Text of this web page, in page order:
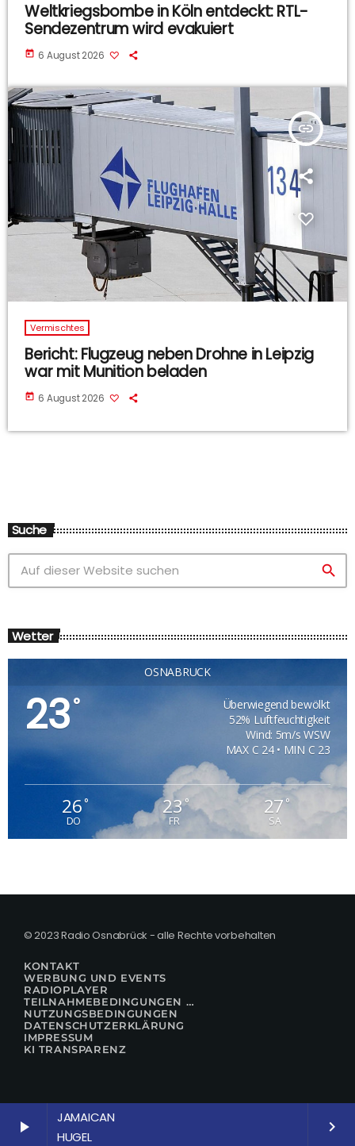
play_arrow
JAMAICAN
HUGEL
keyboard_arrow_right
Weltkriegsbombe in Köln entdeckt: RTL-
Sendezentrum wird evakuiert
today 6 August 2026
insert_link
Vermischtes
Bericht: Flugzeug neben Drohne in Leipzig
war mit Munition beladen
today 6 August 2026
Suche
search
Wetter
OSNABRÜCK
23°
Überwiegend bewölkt
52% Luftfeuchtigkeit
Wind: 5m/s WSW
MAX C 24 • MIN C 23
26°
DO
23°
FR
27°
SA
© 2023 Radio Osnabrück - alle Rechte vorbehalten
KONTAKT
WERBUNG UND EVENTS
RADIOPLAYER
TEILNAHMEBEDINGUNGEN FÜR GEWINNSPIELE
NUTZUNGSBEDINGUNGEN
DATENSCHUTZERKLÄRUNG
IMPRESSUM
KI TRANSPARENZ